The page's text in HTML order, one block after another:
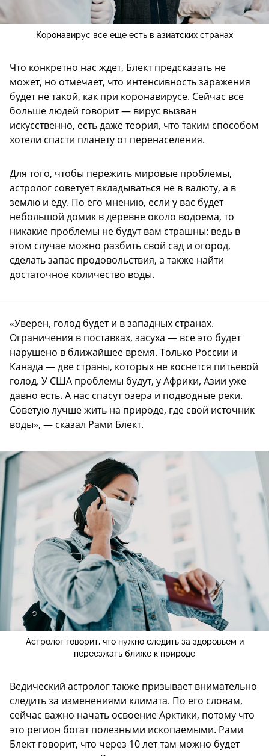
Коронавирус все еще есть в азиатских странах
Что конкретно нас ждет, Блект предсказать не
может, но отмечает, что интенсивность заражения
будет не такой, как при коронавирусе. Сейчас все
больше людей говорит — вирус вызван
искусственно, есть даже теория, что таким способом
хотели спасти планету от перенаселения.
Для того, чтобы пережить мировые проблемы,
астролог советует вкладываться не в валюту, а в
землю и еду. По его мнению, если у вас будет
небольшой домик в деревне около водоема, то
никакие проблемы не будут вам страшны: ведь в
этом случае можно разбить свой сад и огород,
сделать запас продовольствия, а также найти
достаточное количество воды.
«Уверен, голод будет и в западных странах.
Ограничения в поставках, засуха — все это будет
нарушено в ближайшее время. Только России и
Канада — две страны, которых не коснется питьевой
голод. У США проблемы будут, у Африки, Азии уже
давно есть. А нас спасут озера и подводные реки.
Советую лучше жить на природе, где свой источник
воды», — сказал Рами Блект.
Астролог говорит, что нужно следить за здоровьем и
переезжать ближе к природе
Ведический астролог также призывает внимательно
следить за изменениями климата. По его словам,
сейчас важно начать освоение Арктики, потому что
это регион богат полезными ископаемыми. Рами
Блект говорит, что через 10 лет там можно будет